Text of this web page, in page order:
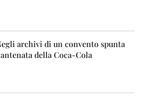
archivi di un convento spunta
della Coca-Cola